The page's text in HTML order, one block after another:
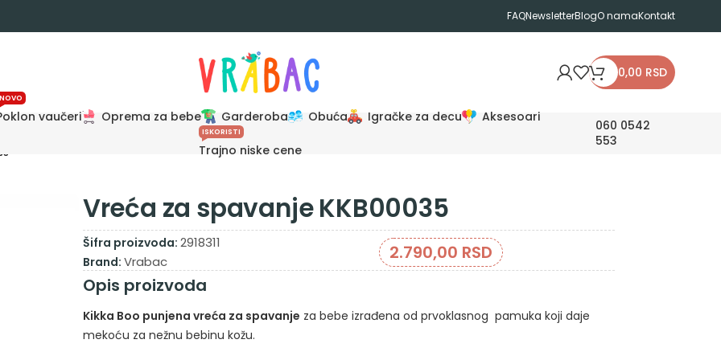
FAQNewsletterBlogO namaKontakt
0,00 RSD
vaučeri
NOVO
Oprema za bebe Garderoba Obuća Igračke za decu Aksesoari
Trajno niske cene
ISKORISTI
060 0542
553
Vreća za spavanje KKB00035
Šifra proizvoda: 2918311
Brand: Vrabac 2.790,00 RSD
Opis proizvoda
Kikka Boo punjena vreća za spavanje za bebe izrađena od prvoklasnog pamuka koji daje
mekoću za nežnu bebinu kožu.